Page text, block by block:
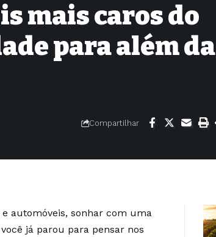
mais caros do
para além da
Compartilhar
automóveis, sonhar com uma
já parou para pensar nos